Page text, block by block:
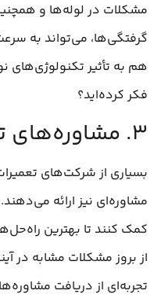
مشکلات در لوله‌ها و
گرفتگی‌ها، می‌تواند به
هم به تأثیر
فکر کرده‌اید؟
۳. مشاوره‌های تخصصی
بسیاری از شرکت‌های
مشاوره‌ای نیز ارائه
کمک کنند تا بهترین
از بروز مشکلات مشابه در
تجربه‌ای از دریافت